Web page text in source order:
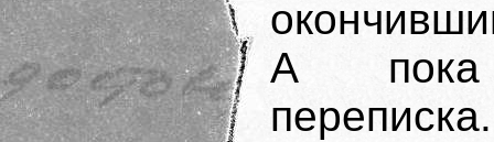
А пока
переписка.